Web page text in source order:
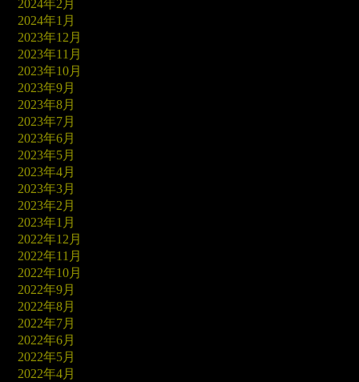
2024年2月
2024年1月
2023年12月
2023年11月
2023年10月
2023年9月
2023年8月
2023年7月
2023年6月
2023年5月
2023年4月
2023年3月
2023年2月
2023年1月
2022年12月
2022年11月
2022年10月
2022年9月
2022年8月
2022年7月
2022年6月
2022年5月
2022年4月